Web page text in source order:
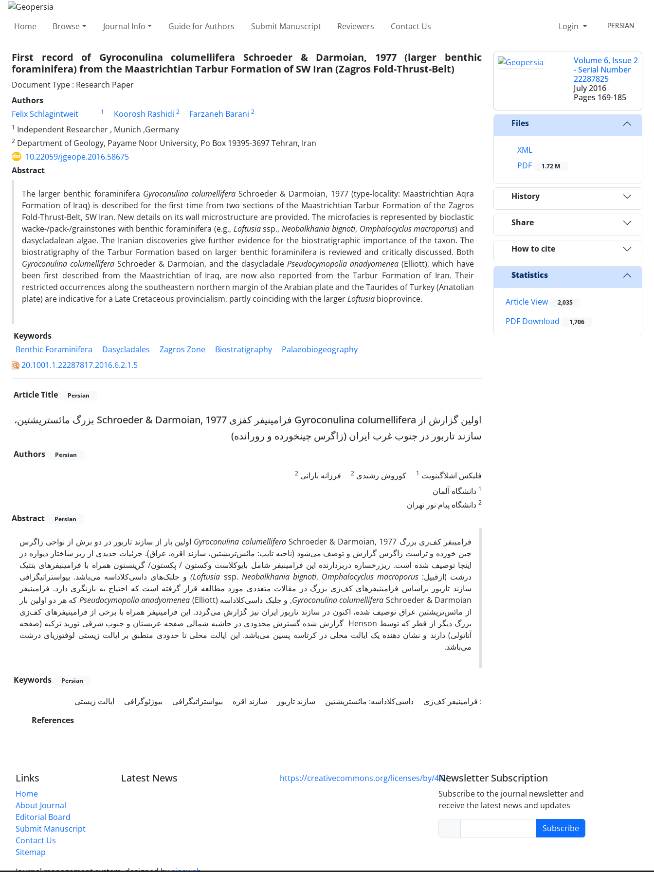
Home Browse Journal Info Guide for Authors Submit Manuscript Reviewers Contact Us Login PERSIAN
First record of Gyroconulina columellifera Schroeder & Darmoian, 1977 (larger benthic
foraminifera) from the Maastrichtian Tarbur Formation of SW Iran (Zagros Fold-Thrust-Belt)
Document Type : Research Paper
Authors
Felix Schlagintweit
1 Koorosh Rashidi 2 Farzaneh Barani 2
1 Independent Researcher , Munich ,Germany
2 Department of Geology, Payame Noor University, Po Box 19395-3697 Tehran, Iran
10.22059/jgeope.2016.58675
Abstract
The larger benthic foraminifera Gyroconulina columelliferaSchroeder & Darmoian, 1977 (type-locality: Maastrichtian Aqra
Formation of Iraq) is described for the first time from two sections of the Maastrichtian Tarbur Formation of the Zagros
Fold-Thrust-Belt, SW Iran. New details on its wall microstructure are provided. The microfacies is represented by bioclastic
wacke-/pack-/grainstones with benthic foraminifera (e.g., Loftusiassp.,Neobalkhania bignoti, Omphalocyclus macroporus) and
dasycladalean algae. The Iranian discoveries give further evidence for the biostratigraphic importance of the taxon. The
biostratigraphy of the Tarbur Formation based on larger benthic foraminifera is reviewed and critically discussed. Both
Gyroconulina columellifera Schroeder & Darmoian, and the dasycladale Pseudocymopolia anadyomenea (Elliott), which have
been first described from the Maastrichtian of Iraq, are now also reported from the Tarbur Formation of Iran. Their
restricted occurrences along the southeastern northern margin of the Arabian plate and the Taurides of Turkey (Anatolian
plate) are indicative for a Late Cretaceous provincialism, partly coinciding with the largerLoftusia bioprovince.
Keywords
Benthic Foraminifera
Dasycladales Zagros Zone Biostratigraphy
Palaeobiogeography
20.1001.1.22287817.2016.6.2.1.5
Article Title Persian
اولین گزارش از Gyroconulina columellifera فرامینیفر کفزی Schroeder & Darmoian, 1977 بزرگ مائستریشتین،
سازند تاربور در جنوب غرب ایران (زاگرس چینخورده و رورانده)
Authors Persian
فلیکس اشلاگینویت 1 کوروش رشیدی 2 فرزانه بارانی 2
1 دانشگاه آلمان
2 دانشگاه پیام نور تهران
Abstract
Persian
فرامینفر کف‌زی بزرگ Gyroconulina columellifera Schroeder & Darmoian, 1977 اولین بار از سازند تاربور در دو برش از نواحی زاگرس
چین خورده و تراست زاگرس گزارش و توصف می‌شود (ناحیه تایپ: مائس‌تریشتین، سازند اقره، عراق). جزئیات جدیدی از ریز ساختار دیواره در
اینجا توصیف شده است. ریزرخساره دربردارنده این فرامینیفر شامل بایوکلاست وکستون / پکستون/ گرینستون همراه با فرامینیفرهای بنتیک
درشت (ازقبیل:
Loftusia ssp. Neobalkhania bignoti, Omphalocyclus macroporus)
و جلبک‌های داسی‌کلاداسه می‌باشد. بیواستراتیگرافی
سازند تاربور براساس فرامینیفرهای کف‌زی بزرگ در مقالات متعددی مورد مطالعه قرار گرفته است که احتیاج به بازنگری دارد. فرامینیفر
Gyroconulina columellifera Schroeder & Darmoian, و جلبک داسی‌کلاداسه Pseudocymopolia anadyomenea (Elliott) که هر دو اولین بار
از مائس‌تریشتین عراق توصیف شده، اکنون در سازند تاربور ایران نیز گزارش می‌گردد. این فرامینیفر همراه با برخی از فرامینیفرهای کف‌زی
بزرگ دیگر از قطر که توسط Henson گزارش شده گسترش محدودی در حاشیه شمالی صفحه عربستان و جنوب شرقی تورید ترکیه (صفحه
آناتولی) دارند و نشان دهنده یک ایالت محلی در کرتاسه پسین می‌باشد. این ایالت محلی تا حدودی منطبق بر ایالت زیستی لوفتوزیای درشت
می‌باشد.
Keywords Persian
: فرامینیفر کف‌زی داسی‌کلاداسه: مائستریشتین سازند تاربور سازند اقره بیواستراتیگرافی بیوژئوگرافی
ایالت زیستی
References
Volume 6, Issue 2
- Serial Number
22287825
July 2016
Pages 169-185
Files
XML
PDF
1.72 M
History
Share
How to cite
Statistics
Article View 2,035
PDF Download 1,706
Links
Home
About Journal
Editorial Board
Submit Manuscript
Contact Us
Sitemap
Latest News https://creativecommons.org/licenses/by/4.0/Newsletter Subscription
Subscribe to the journal newsletter and
receive the latest news and updates
Subscribe